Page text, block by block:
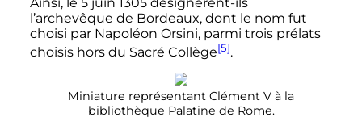
l’archevêque de Bordeaux, dont le nom fut
choisi par Napoléon Orsini, parmi trois prélats
choisis hors du Sacré Collège[5].
Miniature représentant Clément V à la
bibliothèque Palatine de Rome.